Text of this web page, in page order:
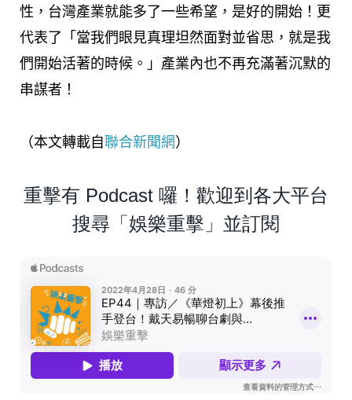
性，台灣產業就能多了一些希望，是好的開始！更
代表了「當我們眼見真理坦然面對並省思，就是我
們開始活著的時候。」產業內也不再充滿著沉默的
串謀者！
（本文轉載自聯合新聞網）
重擊有 Podcast 囉！歡迎到各大平台
搜尋「娛樂重擊」並訂閱